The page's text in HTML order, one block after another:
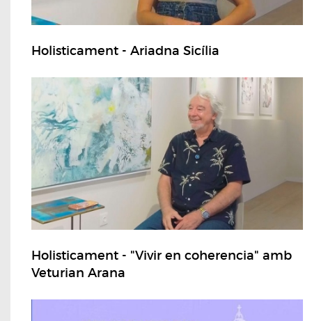
Holisticament - Ariadna Sicília
Holisticament - "Vivir en coherencia" amb
Veturian Arana